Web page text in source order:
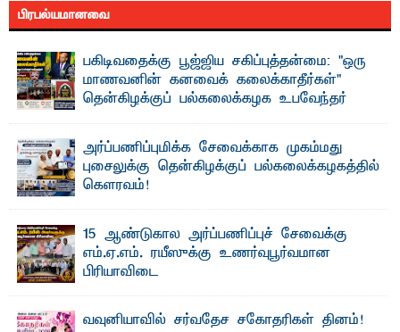
பிரபல்யமானவை
பகிடிவதைக்கு பூஜ்ஜிய சகிப்புத்தன்மை: "ஒரு
மாணவனின் கனவைக் கலைக்காதீர்கள்" –
தென்கிழக்குப் பல்கலைக்கழக உபவேந்தர்
"ஒ ரு மாணவனின் அல்லது மாணவியின் கனவு என்னால்
கலைக்கப்படாது" என்ற உறுதியை ஒவ்வொரு மாணவரும் ...
அர்ப்பணிப்புமிக்க சேவைக்காக முகம்மது
புசைலுக்கு தென்கிழக்குப் பல்கலைக்கழகத்தில்
கௌரவம்!
15 ஆண்டுகால அர்ப்பணிப்புச் சேவைக்கு
எம்.ஏ.எம். ரயீஸுக்கு உணர்வுபூர்வமான
பிரியாவிடை
வவுனியாவில் சர்வதேச சகோதரிகள் தினம்!